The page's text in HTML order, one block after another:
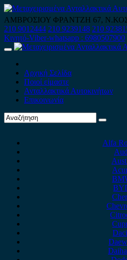
Skip
to
content
ΑΜΒΡΟΣΙΟΥ ΦΡΑΝΤΖΗ 67,
210 9012444 210 9239148 210
Κινητό-Viber-whatsapp : 6980507900
Primary
Αρχική Σελίδα
Ποιοί είμαστε
Ανταλλακτικά Αυτοκινήτων
Επικοινωνία
Alfa